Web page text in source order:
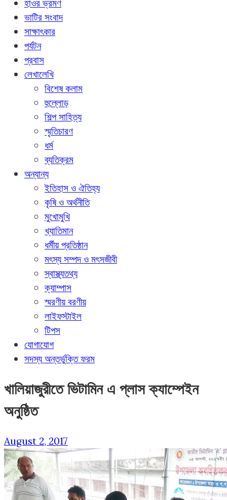
হাওর ভ্রমণ
ভাটির সংবাদ
সাক্ষাৎকার
পর্যটন
প্রবাস
লেখালেখি
বিশেষ কলাম
হুল্লোড়
শিল্প সাহিত্য
স্মৃতিচারণ
ধর্ম
ব্যতিক্রম
অন্যান্য
ইতিহাস ও ঐতিহ্য
কৃষি ও অর্থনীতি
মুখোমুখি
খ্যাতিমান
ধর্মীয় প্রতিষ্ঠান
মৎস্য সম্পদ ও মৎসজীবী
স্বাস্থ্যতথ্য
ক্যাম্পাস
স্মরণীয় বরণীয়
লাইফস্টাইল
টিপস
যোগাযোগ
সদস্য অন্তর্ভুক্তি ফরম
খালিয়াজুরীতে ভিটামিন এ প্লাস ক্যাম্পেইন
অনুষ্ঠিত
August 2, 2017